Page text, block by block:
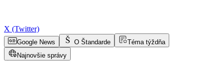
X (Twitter)
Google News O Štandarde
Téma týždňa
Najnovšie správy